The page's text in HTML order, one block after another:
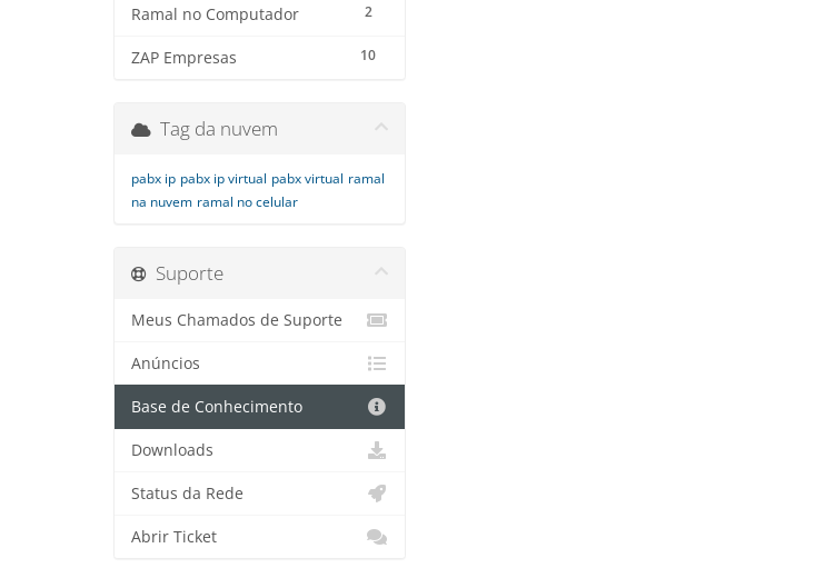
2
Ramal no Computador
10
ZAP Empresas
Tag da nuvem
pabx ip pabx ip virtual pabx virtual ramal
na nuvem ramal no celular
Suporte
Meus Chamados de Suporte
Anúncios
Base de Conhecimento
Downloads
Status da Rede
Abrir Ticket